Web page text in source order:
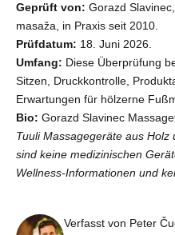
Geprüft von: Gorazd
masaža, in Praxis seit 2010.
Prüfdatum: 18. Juni 2026.
Umfang: Diese Überprüfung
Sitzen, Druckkontrolle,
Erwartungen für hölzerne
Bio: Gorazd Slavinec
Tuuli Massagegeräte aus
sind keine medizinischen
Wellness-Informationen und
Verfasst von Peter